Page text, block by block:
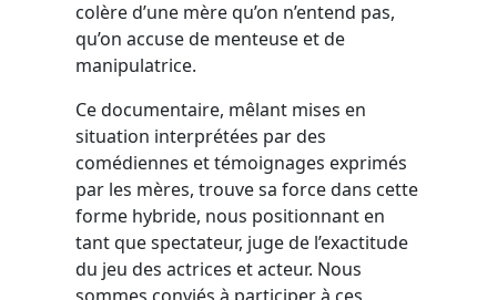
colère d’une mère qu’on n’entend pas,
qu’on accuse de menteuse et de
manipulatrice.
Ce documentaire, mêlant mises en
situation interprétées par des
comédiennes et témoignages exprimés
par les mères, trouve sa force dans cette
forme hybride, nous positionnant en
tant que spectateur, juge de l’exactitude
du jeu des actrices et acteur. Nous